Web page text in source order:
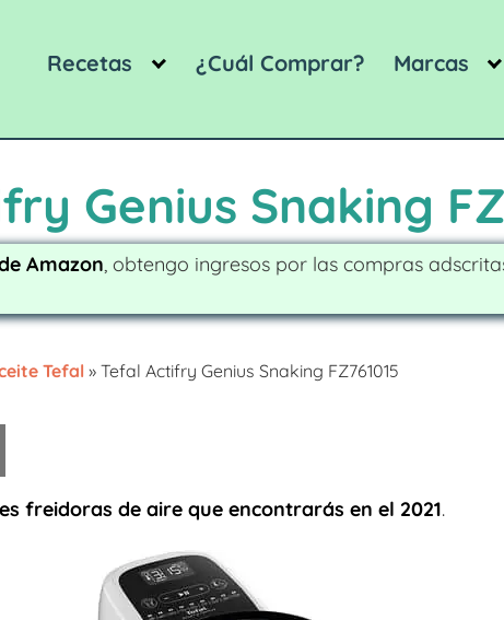
Recetas ¿Cuál Comprar? Marcas
Genius Snaking
Amazon, obtengo ingresos por las compras
Tefal » Tefal Actifry Genius Snaking FZ761015
freidoras de aire que encontrarás en el 2021.